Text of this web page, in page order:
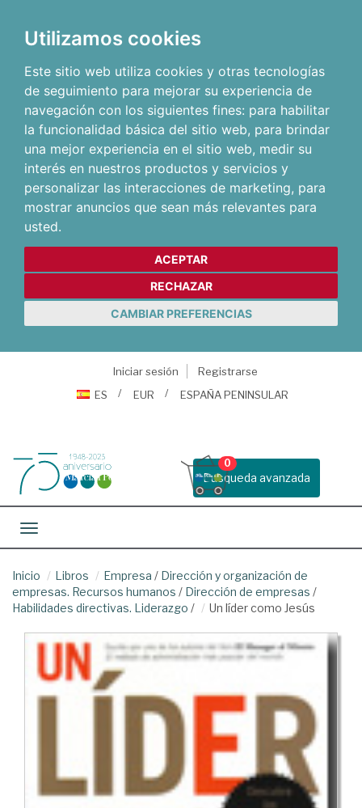
Utilizamos cookies
Este sitio web utiliza cookies y otras tecnologías
de seguimiento para mejorar su experiencia de
navegación con los siguientes fines: para habilitar
la funcionalidad básica del sitio web, para brindar
una mejor experiencia en el sitio web, medir su
interés en nuestros productos y servicios y
personalizar las interacciones de marketing, para
mostrar anuncios que sean más relevantes para
usted.
ACEPTAR
RECHAZAR
CAMBIAR PREFERENCIAS
Iniciar sesión
Registrarse
ES
EUR ESPAÑA PENINSULAR
Busqueda avanzada
0
Toggle navigation
Inicio Libros Empresa / Dirección y organización de
empresas. Recursos humanos / Dirección de empresas /
Habilidades directivas. Liderazgo / Un líder como Jesús